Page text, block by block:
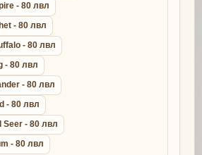
- 80 лвл
- 80 лвл
- 80 лвл
- 80 лвл
- 80 лвл
- 80 лвл
Seer - 80 лвл
- 80 лвл